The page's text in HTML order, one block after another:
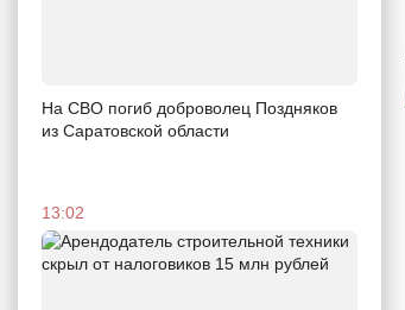
На СВО погиб доброволец Поздняков
из Саратовской области
13:02